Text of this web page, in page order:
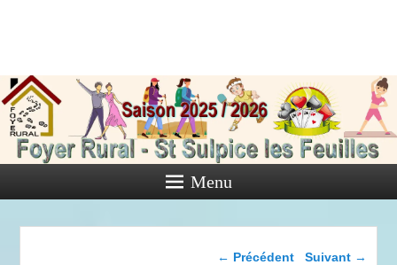
de Saint
Sulpice les
Feuilles
Activités diverses de l'Association
Menu
Navigation dans les
← Précédent Suivant →